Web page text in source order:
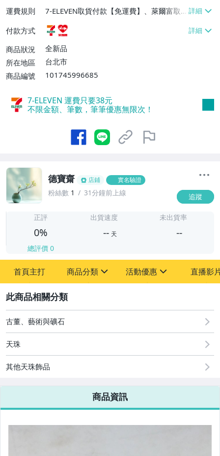
運費規則
7-ELEVEN取貨付款【免運費】、萊爾富取
貨付款【免運費】
付款方式
商品狀況
全新品
所在地區
台北市
商品編號
101745996685
7-ELEVEN 運費只要38元
不限金額、筆數，筆筆優惠無限次！
德寶齋 店鋪 實名驗證
粉絲數 1 31分鐘前上線 追蹤
-
正評
0%
總評價 0
出貨速度
-- 天
未出貨率
--
首頁主打 商品分類
其它
活動優惠
[全店] 追蹤本賣場立減60元【粉絲轉享】
直播影
古董、藝術與礦石
天珠
其他天珠飾品
商品資訊